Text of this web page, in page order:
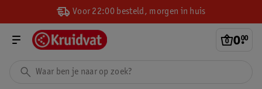
Voor 22:00 besteld, morgen in huis
0.
00